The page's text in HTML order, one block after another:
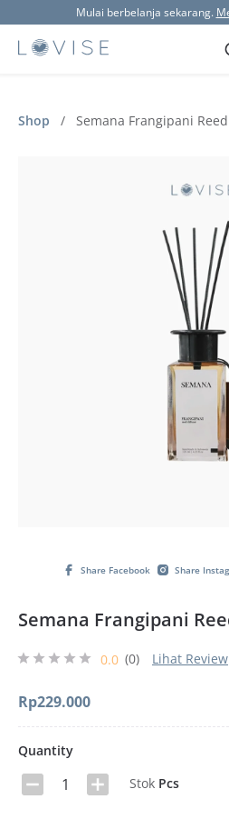
Mulai berbelanja sekarang.
Shop / Semana Frangipani
Share Facebook Share
Semana Frangipani
0.0 (0) Lihat Review
Rp229.000
Quantity
Stok Pcs